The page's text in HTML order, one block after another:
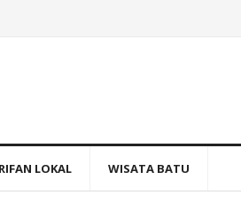
LOKAL WISATA BATU